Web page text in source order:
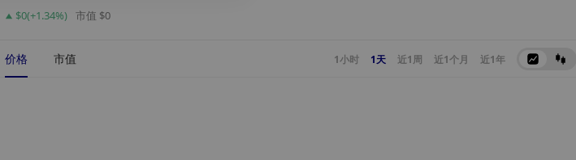
$0(+1.34%) 市值 $0
价格 市值 1小时 1天 近1周 近1个月 近1年